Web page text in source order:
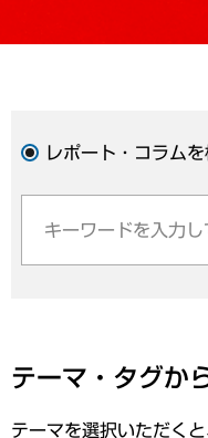
レポート・コラム
テーマ・タグか
テーマを選択いただく